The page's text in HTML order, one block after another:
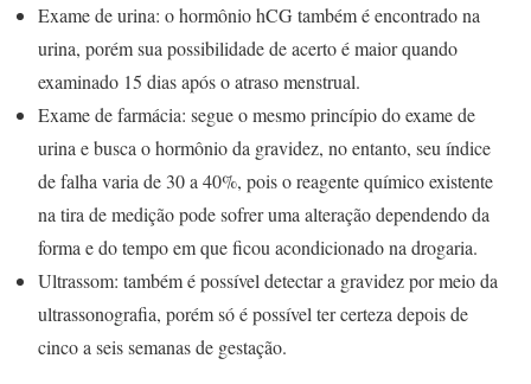
Exame de urina: o hormônio hCG também é encontrado na
urina, porém sua possibilidade de acerto é maior quando
examinado 15 dias após o atraso menstrual.
Exame de farmácia: segue o mesmo princípio do exame de
urina e busca o hormônio da gravidez, no entanto, seu índice
de falha varia de 30 a 40%, pois o reagente químico existente
na tira de medição pode sofrer uma alteração dependendo da
forma e do tempo em que ficou acondicionado na drogaria.
Ultrassom: também é possível detectar a gravidez por meio da
ultrassonografia, porém só é possível ter certeza depois de
cinco a seis semanas de gestação.